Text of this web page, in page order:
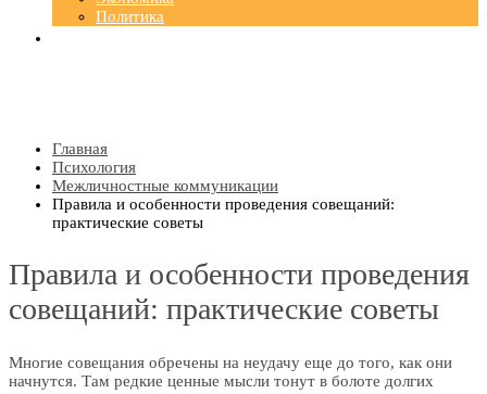
Политика
Главная
Психология
Межличностные коммуникации
Правила и особенности проведения совещаний:
практические советы
Правила и особенности проведения
совещаний: практические советы
Многие совещания обречены на неудачу еще до того, как они
начнутся. Там редкие ценные мысли тонут в болоте долгих